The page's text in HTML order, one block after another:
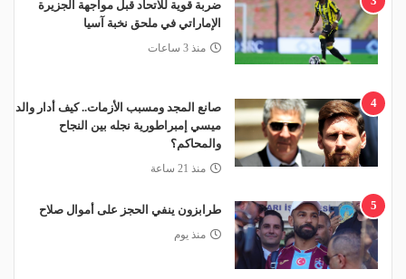
ضربة قوية للاتحاد قبل مواجهة الجزيرة
الإماراتي في ملحق نخبة آسيا
منذ 3 ساعات
4
صانع المجد ومسبب الأزمات.. كيف أدار والد
ميسي إمبراطورية نجله بين النجاح
والمحاكم؟
منذ 21 ساعة
5 طرابزون ينفي الحجز على أموال صلاح
منذ يوم